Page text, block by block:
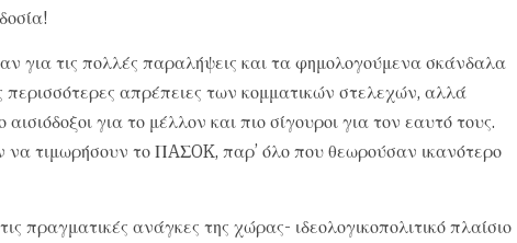
για τις πολλές παραλήψεις και τα φημολογούμενα σκάνδαλα
περισσότερες απρέπειες των κομματικών στελεχών, αλλά
για το μέλλον και πιο σίγουροι για τον εαυτό τους.
να τιμωρήσουν το ΠAΣOK, παρ’ όλο που θεωρούσαν ικανότερο
πραγματικές ανάγκες της χώρας- ιδεολογικοπολιτικό πλαίσιο